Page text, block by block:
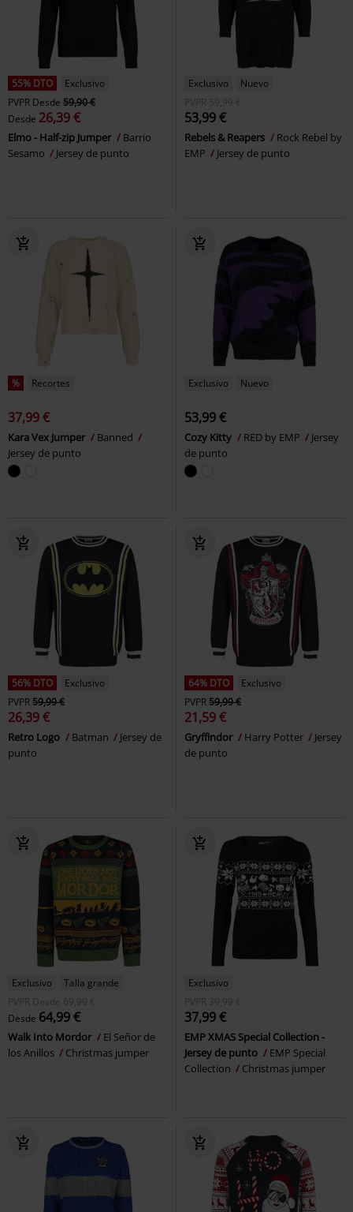
55% DTO
Exclusivo
PVPR Desde 59,90 €
Desde 26,39 €
Elmo - Half-zip Jumper
Barrio
Sesamo
Jersey de punto
Exclusivo
Nuevo
PVPR
59,99 €
53,99 €
Rebels & Reapers
Rock Rebel by
EMP
Jersey de punto
% Recortes
37,99 €
Kara Vex Jumper
Banned
Jersey de punto
Exclusivo Nuevo
53,99 €
Cozy Kitty RED by EMP
Jersey
de punto
56% DTO
Exclusivo
PVPR59,99 €
26,39 €
Retro Logo Batman
Jersey de
punto
64% DTO
Exclusivo
PVPR59,99 €
21,59 €
Gryffindor Harry Potter
Jersey
de punto
Exclusivo
Talla grande
PVPR
Desde 69,99 €
Desde 64,99 €
Walk Into Mordor
El Señor de
los Anillos
Christmas jumper
Exclusivo
PVPR 39,99 €
37,99 €
EMP XMAS Special Collection -
Jersey de punto
EMP Special
Collection
Christmas jumper